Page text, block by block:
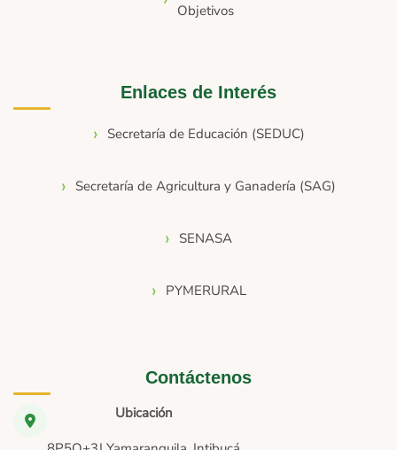
Objetivos
Enlaces de Interés
Secretaría de Educación (SEDUC)
Secretaría de Agricultura y Ganadería (SAG)
SENASA
PYMERURAL
Contáctenos
Ubicación